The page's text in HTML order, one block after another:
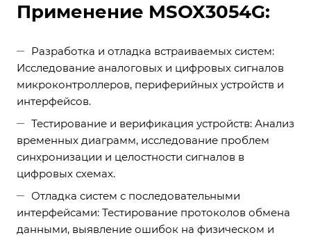
Применение MSOX3054G:
Разработка и отладка встраиваемых систем:
Исследование аналоговых и цифровых сигналов
микроконтроллеров, периферийных устройств и
интерфейсов.
Тестирование и верификация устройств: Анализ
временных диаграмм, исследование проблем
синхронизации и целостности сигналов в
цифровых схемах.
Отладка систем с последовательными
интерфейсами: Тестирование протоколов обмена
данными, выявление ошибок на физическом и